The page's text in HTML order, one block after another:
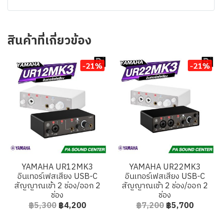
สินค้าที่เกี่ยวข้อง
-21%
YAMAHA UR12MK3
อินเทอร์เฟสเสียง USB-C
สัญญาณเข้า 2 ช่อง/ออก 2
ช่อง
฿5,300 ฿4,200
-21%
YAMAHA UR22MK3
อินเทอร์เฟสเสียง USB-C
สัญญาณเข้า 2 ช่อง/ออก 2
ช่อง
฿7,200 ฿5,700